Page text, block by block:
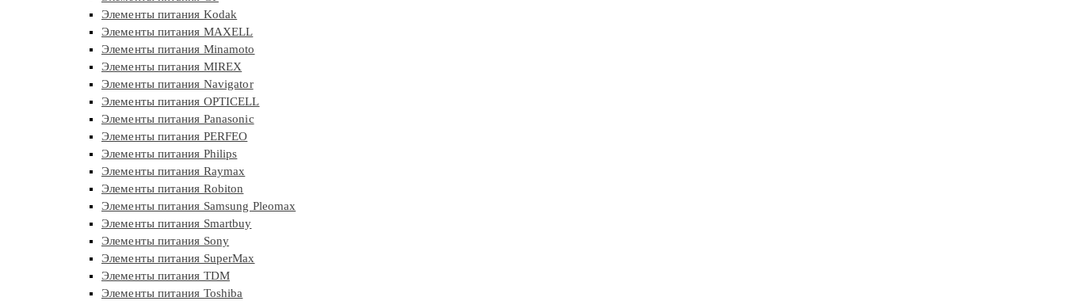
Элементы питания Kodak
Элементы питания MAXELL
Элементы питания Minamoto
Элементы питания MIREX
Элементы питания Navigator
Элементы питания OPTICELL
Элементы питания Panasonic
Элементы питания PERFEO
Элементы питания Philips
Элементы питания Raymax
Элементы питания Robiton
Элементы питания Samsung Pleomax
Элементы питания Smartbuy
Элементы питания Sony
Элементы питания SuperMax
Элементы питания TDM
Элементы питания Toshiba